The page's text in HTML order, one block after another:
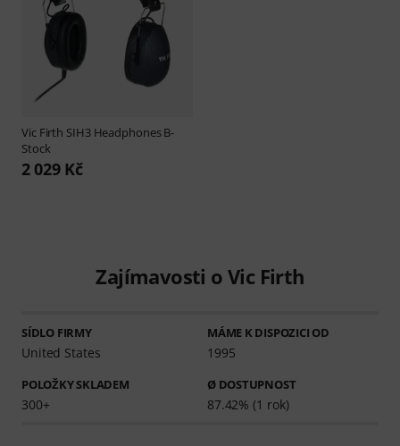
Vic Firth SIH3 Headphones B-
Stock
2 029 Kč
Zajímavosti o Vic Firth
SÍDLO FIRMY
United States
MÁME K DISPOZICI OD
1995
POLOŽKY SKLADEM
300+
Ø DOSTUPNOST
87.42% (1 rok)